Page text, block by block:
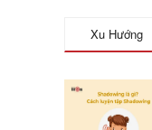
Xu Hướng